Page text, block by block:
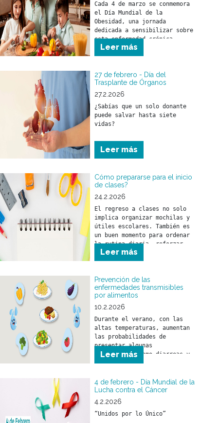
Cada 4 de marzo se conmemora
el Día Mundial de la
Obesidad, una jornada
dedicada a sensibilizar sobre
esta enfermedad crónica,
compleja y creciente que
afecta a cientos de millones
Leer más
27 de febrero - Día del
Trasplante de Órganos
27.2.2026
¿Sabías que un solo donante
puede salvar hasta siete
vidas?
Leer más
Cómo prepararse para el inicio
de clases?
24.2.2026
El regreso a clases no solo
implica organizar mochilas y
útiles escolares. También es
un buen momento para ordenar
la rutina diaria, reforzar
hábitos saludables y realizar
los controles de salud
Leer más
Prevención de las
enfermedades transmisibles
por alimentos
10.2.2026
Durante el verano, con las
altas temperaturas, aumentan
las probabilidades de
presentar algunas
enfermedades como diarreas y
el SUH (Síndrome urémico
prevenibles con medidas
sencillas como:
Leer más
4 de febrero - Día Mundial de la
Lucha contra el Cáncer
4.2.2026
“Unidos por lo Único”